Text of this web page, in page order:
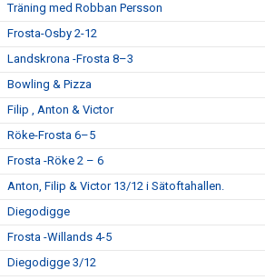
Träning med Robban Persson
Frosta-Osby 2-12
Landskrona -Frosta 8–3
Bowling & Pizza
Filip , Anton & Victor
Röke-Frosta 6–5
Frosta -Röke 2 – 6
Anton, Filip & Victor 13/12 i Sätoftahallen.
Diegodigge
Frosta -Willands 4-5
Diegodigge 3/12